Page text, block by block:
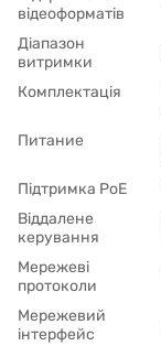
відеоформатів
Діапазон
витримки
Комплектація
Питание
Підтримка PoЕ
Віддалене
керування
Мережеві
протоколи
Мережевий
інтерфейс